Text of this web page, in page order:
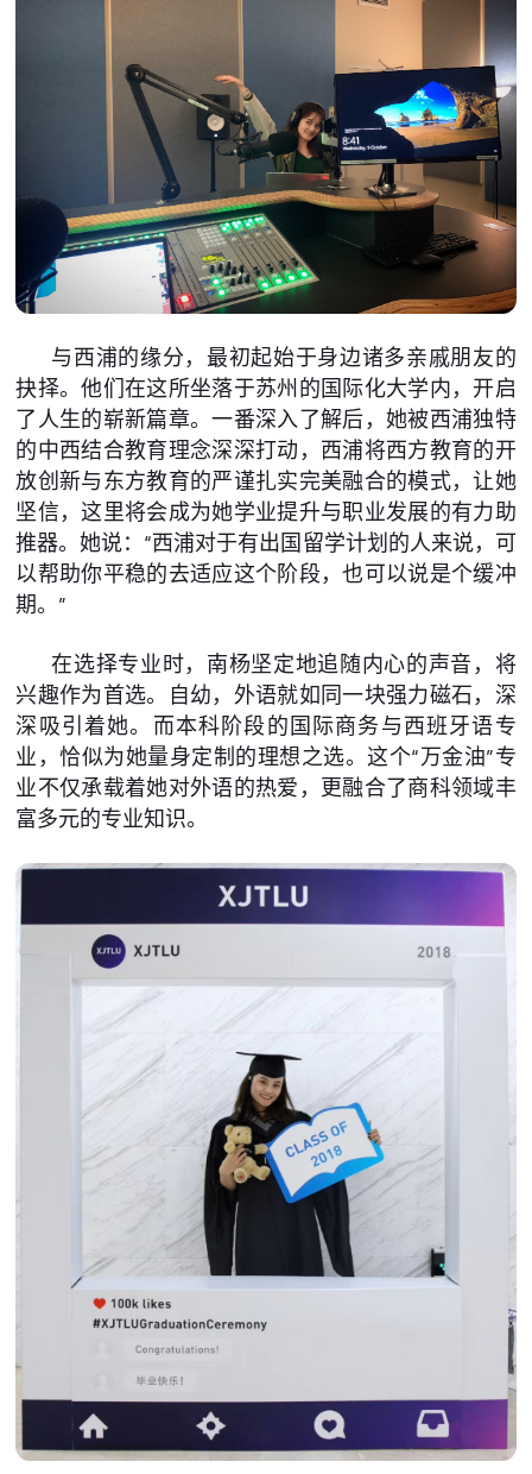
与西浦的缘分，最初起始于身边诸多亲戚朋友的
抉择。他们在这所坐落于苏州的国际化大学内，开启
了人生的崭新篇章。一番深入了解后，她被西浦独特
的中西结合教育理念深深打动，西浦将西方教育的开
放创新与东方教育的严谨扎实完美融合的模式，让她
坚信，这里将会成为她学业提升与职业发展的有力助
推器。她说：“西浦对于有出国留学计划的人来说，可
以帮助你平稳的去适应这个阶段，也可以说是个缓冲
期。”
在选择专业时，南杨坚定地追随内心的声音，将
兴趣作为首选。自幼，外语就如同一块强力磁石，深
深吸引着她。而本科阶段的国际商务与西班牙语专
业，恰似为她量身定制的理想之选。这个“万金油”专
业不仅承载着她对外语的热爱，更融合了商科领域丰
富多元的专业知识。